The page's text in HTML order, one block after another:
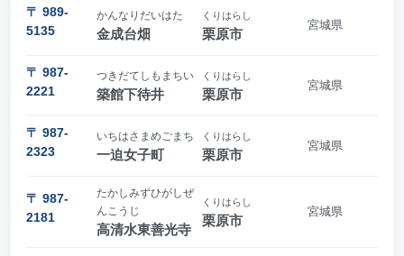
〒 989-
5135
かんなりだいはた
金成台畑
くりはらし
栗原市
宮城県
〒 987-
2221
つきだてしもまちい
築館下待井
くりはらし
栗原市
宮城県
〒 987-
2323
いちはさまめごまち
一迫女子町
くりはらし
栗原市
宮城県
〒 987-
2181
たかしみずひがしぜ
んこうじ
高清水東善光寺
くりはらし
栗原市
宮城県